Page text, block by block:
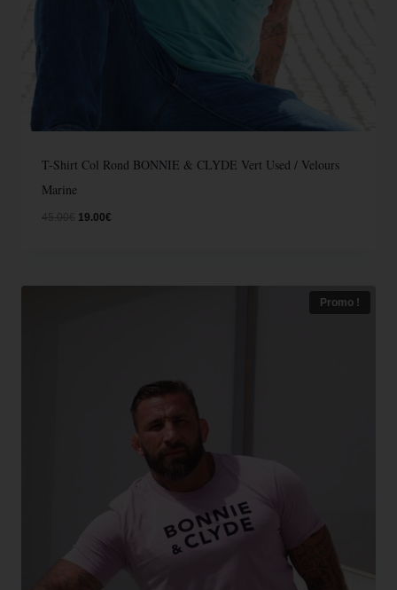
T-Shirt Col Rond BONNIE & CLYDE Vert Used / Velours
Marine
19.00€
Promo !